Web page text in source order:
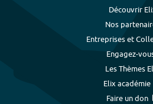
Découvrir
Nos
Entreprises et
Engagez-
Les Thèmes
Elix académie
Faire un don